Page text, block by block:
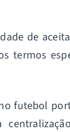
de
termos
futebol